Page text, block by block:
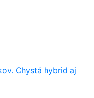
Chystá hybrid aj